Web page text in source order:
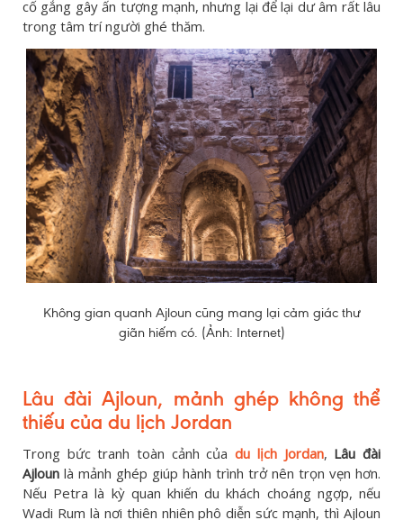
cố gắng gây ấn tượng mạnh, nhưng lại để lại dư âm rất lâu
trong tâm trí người ghé thăm.
Không gian quanh Ajloun cũng mang lại cảm giác thư
giãn hiếm có. (Ảnh: Internet)
Lâu đài Ajloun, mảnh ghép không thể
thiếu của du lịch Jordan
Trong bức tranh toàn cảnh củadu lịch Jordan, Lâu đài
Ajloun là mảnh ghép giúp hành trình trở nên trọn vẹn hơn.
Nếu Petra là kỳ quan khiến du khách choáng ngợp, nếu
Wadi Rum là nơi thiên nhiên phô diễn sức mạnh, thì Ajloun